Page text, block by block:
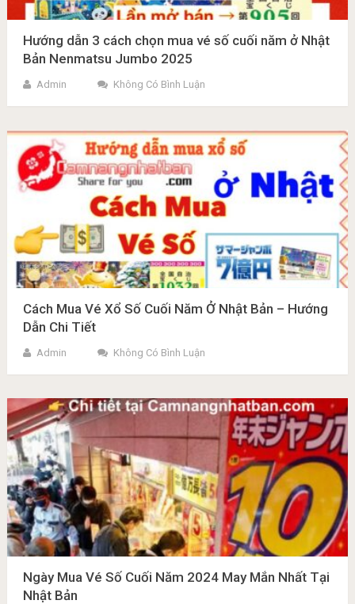
Hướng dẫn 3 cách chọn mua vé số cuối năm ở Nhật
Bản Nenmatsu Jumbo 2025
Admin Không Có Bình Luận
Cách Mua Vé Xổ Số Cuối Năm Ở Nhật Bản – Hướng
Dẫn Chi Tiết
Admin Không Có Bình Luận
Ngày Mua Vé Số Cuối Năm 2024 May Mắn Nhất Tại
Nhật Bản